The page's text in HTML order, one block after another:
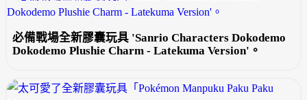
必備戰場全新膠囊玩具 'Sanrio Characters Dokodemo
Dokodemo Plushie Charm - Latekuma Version'。